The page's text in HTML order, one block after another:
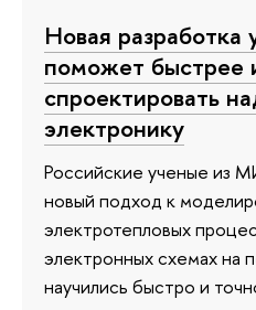
Новая
поможет быстрее
спроектировать
электронику
Российские ученые из
новый подход к
электротепловых
электронных схемах на
научились быстро и